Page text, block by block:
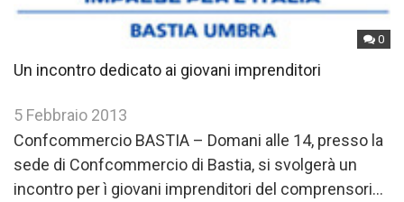
0
Un incontro dedicato ai giovani imprenditori
5 Febbraio 2013
Confcommercio BASTIA – Domani alle 14, presso la
sede di Confcommercio di Bastia, si svolgerà un
incontro per ì giovani imprenditori del comprensorio